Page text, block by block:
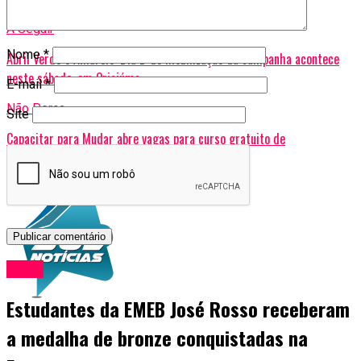
A Seguir
Abril Verde e Amarelo: Dia D de mobilização da campanha acontece
neste sábado, em Criciúma
Não Perca
Capacitar para Mudar abre vagas para curso gratuito de
administração em Siderópolis
Nome*
E-mail*
Site
Estudantes da EMEB José Rosso receberam
a medalha de bronze conquistadas na